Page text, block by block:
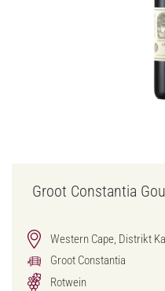
Groot Constantia
Western Cape, Distrikt
Groot Constantia
Rotwein